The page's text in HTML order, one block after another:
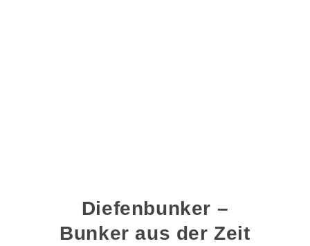
Diefenbunker –
Bunker aus der Zeit